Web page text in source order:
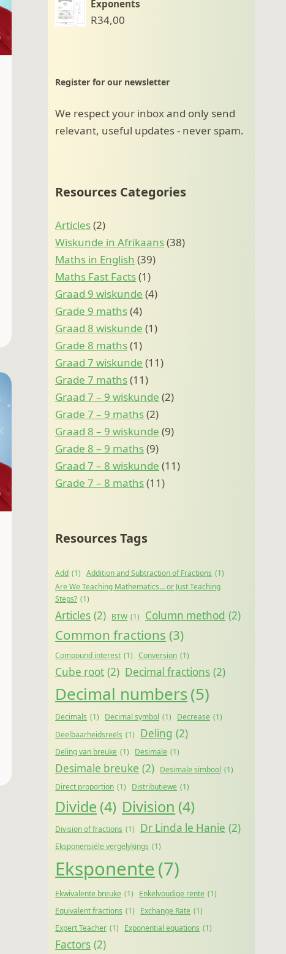
Exponents
R34,00
Register for our newsletter
We respect your inbox and only send
relevant, useful updates - never spam.
Resources Categories
Articles(2)
Wiskunde in Afrikaans(38)
Maths in English (39)
Maths Fast Facts(1)
Graad 9 wiskunde (4)
Grade 9 maths(4)
Graad 8 wiskunde (1)
Grade 8 maths(1)
Graad 7 wiskunde (11)
Grade 7 maths(11)
Graad 7 – 9 wiskunde (2)
Grade 7 – 9 maths(2)
Graad 8 – 9 wiskunde (9)
Grade 8 – 9 maths(9)
Graad 7 – 8 wiskunde (11)
Grade 7 – 8 maths(11)
Resources Tags
Add (1) Addition and Subtraction of Fractions (1)
Are We Teaching Mathematics… or Just Teaching
Steps? (1)
Articles (2) BTW (1) Column method (2)
Common fractions (3)
Compound interest (1) Conversion (1)
Cube root (2) Decimal fractions (2)
Decimal numbers(5)
Decimals (1) Decimal symbol (1) Decrease (1)
Deelbaarheidsreëls (1) Deling (2)
Deling van breuke (1) Desimale (1)
Desimale breuke (2) Desimale simbool (1)
Direct proportion (1) Distributiewe (1)
Divide (4) Division (4)
Division of fractions (1) Dr Linda le Hanie (2)
Eksponensiële vergelykings (1)
Eksponente (7)
Ekwivalente breuke (1) Enkelvoudige rente (1)
Equivalent fractions (1) Exchange Rate (1)
Expert Teacher (1) Exponential equations (1)
Factors (2)